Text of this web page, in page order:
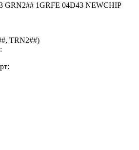
GRN2## 1GRFE 04D43 NEWCHIP
TRN2##)